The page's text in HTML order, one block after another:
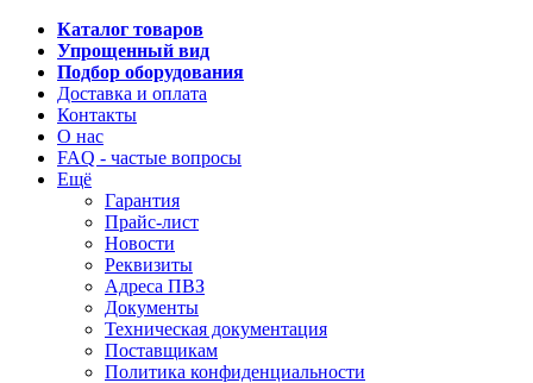
Каталог товаров
Упрощенный вид
Подбор оборудования
Доставка и оплата
Контакты
О нас
FAQ - частые вопросы
Ещё
Гарантия
Прайс-лист
Новости
Реквизиты
Адреса ПВЗ
Документы
Техническая документация
Поставщикам
Политика конфиденциальности